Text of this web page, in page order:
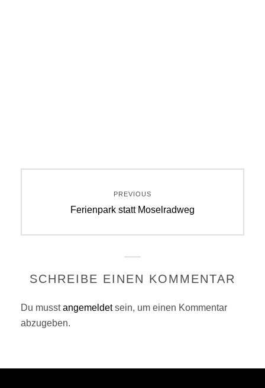
PREVIOUS
Previous
Ferienpark statt Moselradweg
SCHREIBE EINEN KOMMENTAR
Du musstangemeldetsein, um einen Kommentar
abzugeben.